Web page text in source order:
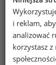
że
i reklam,
analizować
korzystasz